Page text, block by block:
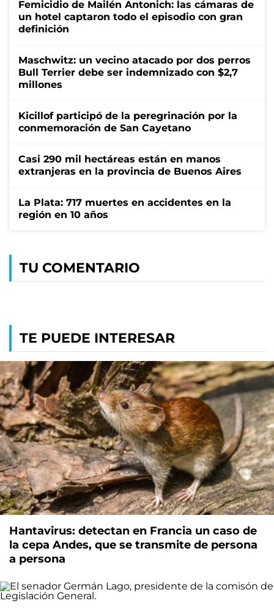
Femicidio de Mailén Antonich: las cámaras de
un hotel captaron todo el episodio con gran
definición
Maschwitz: un vecino atacado por dos perros
Bull Terrier debe ser indemnizado con $2,7
millones
Kicillof participó de la peregrinación por la
conmemoración de San Cayetano
Casi 290 mil hectáreas están en manos
extranjeras en la provincia de Buenos Aires
La Plata: 717 muertes en accidentes en la
región en 10 años
TU COMENTARIO
TE PUEDE INTERESAR
Hantavirus: detectan en Francia un caso de
la cepa Andes, que se transmite de persona
a persona